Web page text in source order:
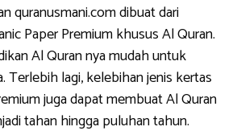
quranusmani.com dibuat dari
Paper Premium khusus Al Quran.
Al Quran nya mudah untuk
Terlebih lagi, kelebihan jenis kertas
juga dapat membuat Al Quran
tahan hingga puluhan tahun.